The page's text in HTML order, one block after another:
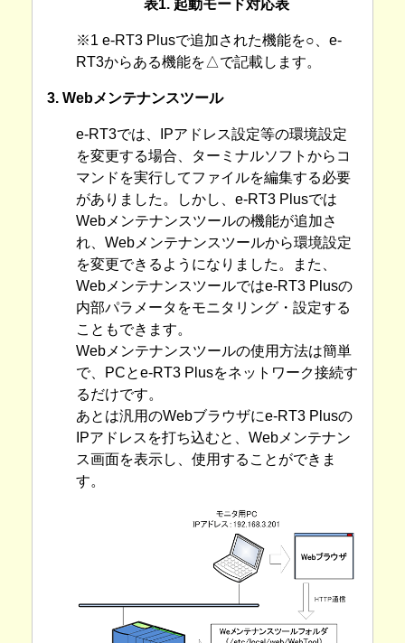
表1. 起動モード対応表
※1 e-RT3 Plusで追加された機能を○、e-
RT3からある機能を△で記載します。
3. Webメンテナンスツール
e-RT3では、IPアドレス設定等の環境設定
を変更する場合、ターミナルソフトからコ
マンドを実行してファイルを編集する必要
がありました。しかし、e-RT3 Plusでは
Webメンテナンスツールの機能が追加さ
れ、Webメンテナンスツールから環境設定
を変更できるようになりました。また、
Webメンテナンスツールではe-RT3 Plusの
内部パラメータをモニタリング・設定する
こともできます。
Webメンテナンスツールの使用方法は簡単
で、PCとe-RT3 Plusをネットワーク接続す
るだけです。
あとは汎用のWebブラウザにe-RT3 Plusの
IPアドレスを打ち込むと、Webメンテナン
ス画面を表示し、使用することができま
す。